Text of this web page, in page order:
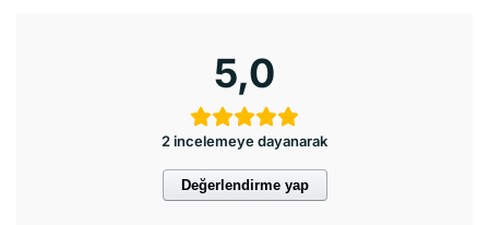
5,0
2 incelemeye dayanarak
Değerlendirme yap